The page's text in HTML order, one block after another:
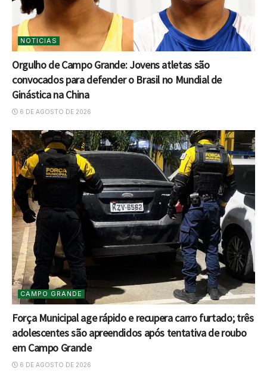
NOTICIAS
Orgulho de Campo Grande: Jovens atletas são
convocados para defender o Brasil no Mundial de
Ginástica na China
6 DE AGOSTO DE 2026
CAMPO GRANDE
Força Municipal age rápido e recupera carro furtado; três
adolescentes são apreendidos após tentativa de roubo
em Campo Grande
6 DE AGOSTO DE 2026